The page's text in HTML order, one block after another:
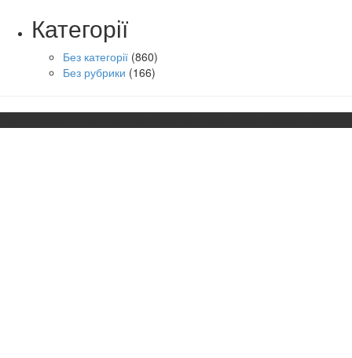
Категорії
Без категорії (860)
Без рубрики (166)